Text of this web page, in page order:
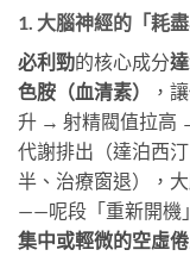
1. 大腦神經的「耗盡
必利勁的核心成分
色胺（血清素）
，
升 → 射精閥值拉高
代謝排出（達泊西汀
半、治療窗退），
——呢段「重新開機
集中或輕微的空虛